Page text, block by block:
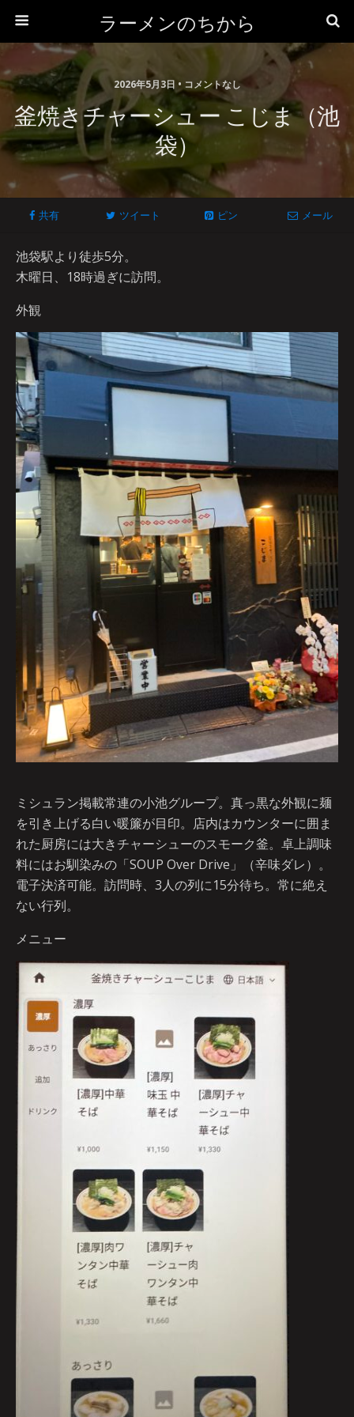
ラーメンのちから
2026年5月3日 • コメントなし
釜焼きチャーシュー こじま（池
袋）
共有 ツイート ピン メール
池袋駅より徒歩5分。
木曜日、18時過ぎに訪問。
外観
ミシュラン掲載常連の小池グループ。真っ黒な外観に麺
を引き上げる白い暖簾が目印。店内はカウンターに囲ま
れた厨房には大きチャーシューのスモーク釜。卓上調味
料にはお馴染みの「SOUP Over Drive」（辛味ダレ）。
電子決済可能。訪問時、3人の列に15分待ち。常に絶え
ない行列。
メニュー